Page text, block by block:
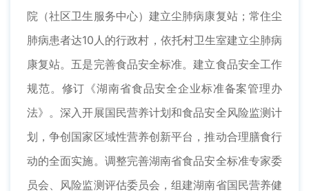
院（社区卫生服务中心）建立尘肺病康复站；常住尘
肺病患者达10人的行政村，依托村卫生室建立尘肺病
康复站。五是完善食品安全标准。建立食品安全工作
规范。修订《湖南省食品安全企业标准备案管理办
法》。深入开展国民营养计划和食品安全风险监测计
划，争创国家区域性营养创新平台，推动合理膳食行
动的全面实施。调整完善湖南省食品安全标准专家委
员会、风险监测评估委员会，组建湖南省国民营养健